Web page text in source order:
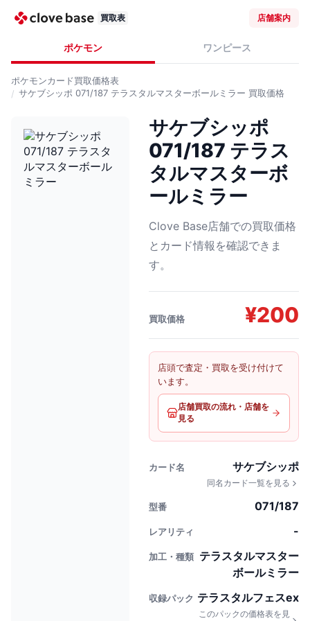
買取表 店舗案内
ポケモン ワンピース
ポケモンカード買取価格表
サケブシッポ 071/187 テラスタルマスターボールミラー 買取価格
サケブシッポ
071/187 テラス
タルマスターボ
ールミラー
Clove Base店舗での買取価格
とカード情報を確認できま
す。
買取価格 ¥200
店頭で査定・買取を受け付けて
います。
店舗買取の流れ・店舗を
見る
カード名 サケブシッポ
同名カード一覧を見る
型番 071/187
レアリティ -
加工・種類 テラスタルマスター
ボールミラー
収録パック テラスタルフェスex
このパックの価格表を見